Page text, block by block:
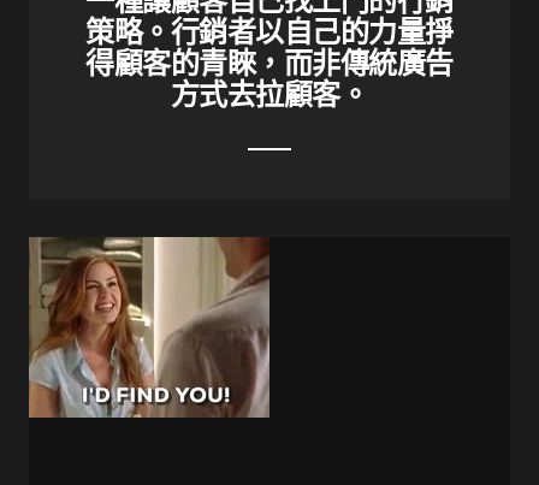
策略。 行銷者以自己的力量掙
得顧客的青睞，而非傳統廣告
方式去拉顧客。